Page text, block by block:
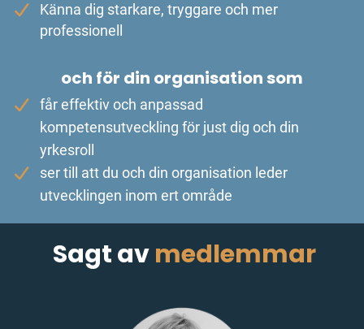
Känna dig starkare, tryggare och mer
professionell
och för din organisation som
får effektiv och anpassad
kompetensutveckling för just dig och din
yrkesroll
ser till att du och din organisation leder
utvecklingen inom ert område
Sagt avmedlemmar